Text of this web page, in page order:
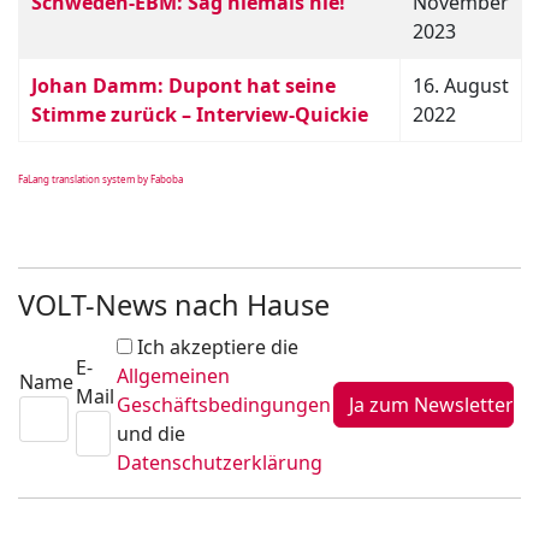
2023
Johan Damm: Dupont hat seine
Stimme zurück – Interview-Quickie
16. August
2022
FaLang translation system by Faboba
VOLT-News nach Hause
Name
E-
Mail
Ich akzeptiere die
Allgemeinen
Geschäftsbedingungen
und die
Datenschutzerklärung